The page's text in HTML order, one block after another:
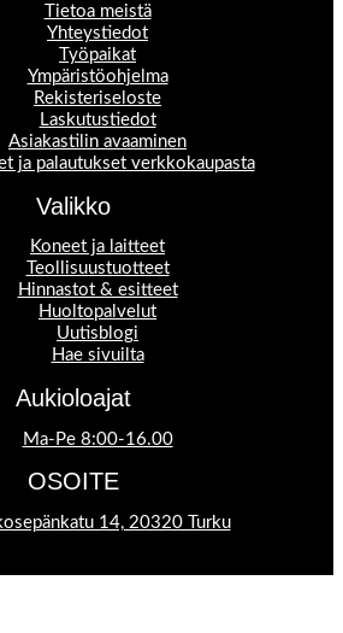
Tietoa meistä
Yhteystiedot
Työpaikat
Ympäristöohjelma
Rekisteriseloste
Laskutustiedot
Asiakastilin avaaminen
ja palautukset verkkokaupasta
Valikko
Koneet ja laitteet
Teollisuustuotteet
Hinnastot & esitteet
Huoltopalvelut
Uutisblogi
Hae sivuilta
Aukioloajat
Ma-Pe 8:00-16.00
OSOITE
14, 20320 Turku